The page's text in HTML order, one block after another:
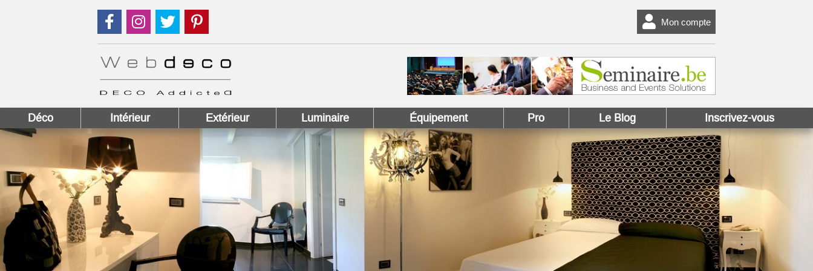
Suivez nous sur Facebook !
Suivez nous sur Instagram !
Suivez nous sur Twitter ! Mon compte
Déco Intérieur Extérieur Luminaire Équipement Pro Le Blog Inscrivez-vous